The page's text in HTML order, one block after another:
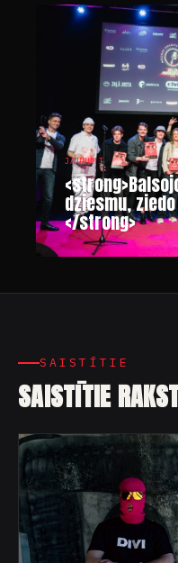
JAUNUMI
dziesmu,
</strong>
SAISTĪTIE
SAISTĪTIE